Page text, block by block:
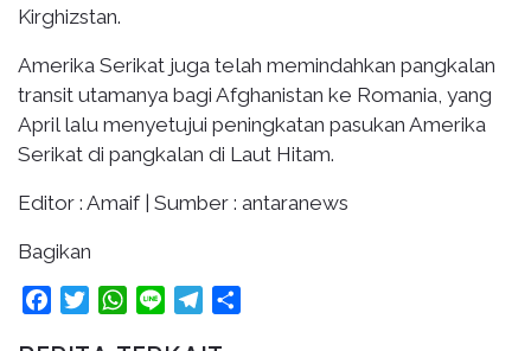
Kirghizstan.
Amerika Serikat juga telah memindahkan pangkalan
transit utamanya bagi Afghanistan ke Romania, yang
April lalu menyetujui peningkatan pasukan Amerika
Serikat di pangkalan di Laut Hitam.
Editor : Amaif | Sumber : antaranews
Bagikan
FacebookTwitterWhatsApp
Line Telegram